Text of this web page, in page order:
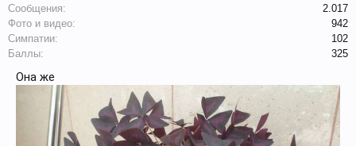
Сообщения:
2.017
Фото и видео:
942
Симпатии:
102
Баллы:
325
Она же